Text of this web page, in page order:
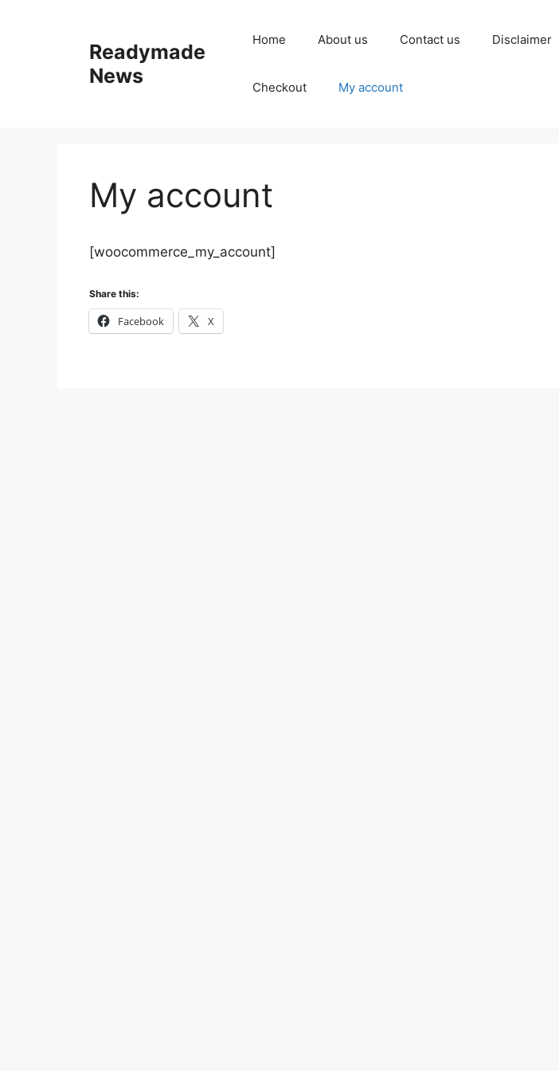
Readymade
News
Home About us Contact us Disclaimer
Checkout My account
My account
[woocommerce_my_account]
Share this:
Facebook X